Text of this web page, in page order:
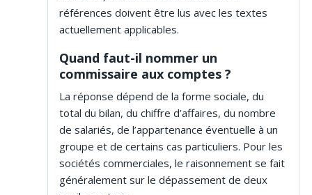
références doivent être lus avec les textes
actuellement applicables.
Quand faut-il nommer un
commissaire aux comptes ?
La réponse dépend de la forme sociale, du
total du bilan, du chiffre d’affaires, du nombre
de salariés, de l’appartenance éventuelle à un
groupe et de certains cas particuliers. Pour les
sociétés commerciales, le raisonnement se fait
généralement sur le dépassement de deux